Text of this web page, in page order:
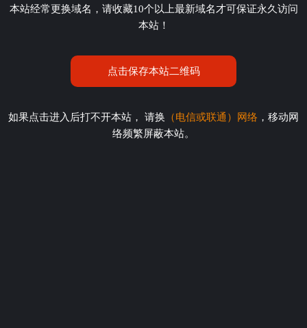
本站经常更换域名，请收藏10个以上最新域名才可保证永久访问
本站！
点击保存本站二维码
如果点击进入后打不开本站， 请换 （电信或联通）网络 ，移动网
络频繁屏蔽本站。